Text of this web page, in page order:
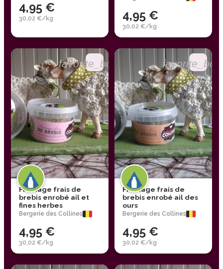
4,95 €
30,02 €/kg 4,95 €
30,02 €/kg
favorite_border
Fromage frais de
brebis enrobé ail et
fines herbes
Bergerie des Collines
4,95 €
30,02 €/kg
Fromage frais de
brebis enrobé ail des
ours
Bergerie des Collines
4,95 €
30,02 €/kg